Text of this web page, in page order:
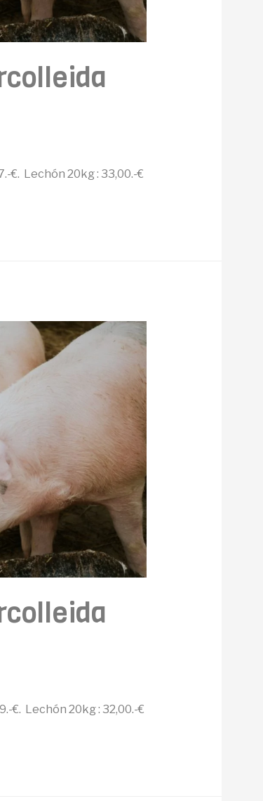
€. Lechón 20kg : 33,00.-€
€. Lechón 20kg : 32,00.-€